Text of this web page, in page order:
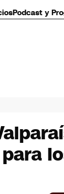
Podcast y